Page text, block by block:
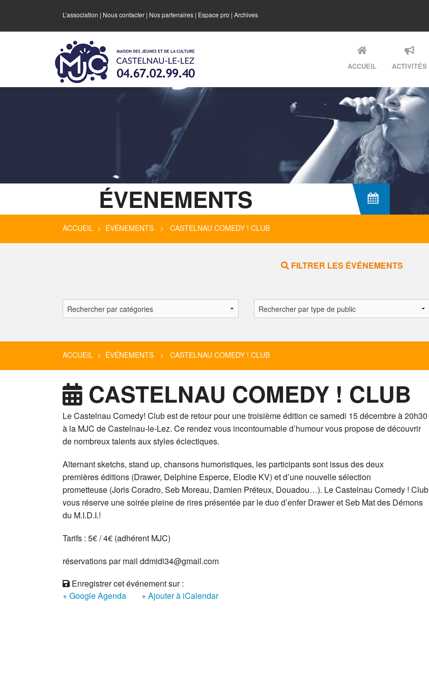
L’association | Nous contacter | Nos partenaires | Espace pro | Archives
ACCUEIL ACTIVITÉS
ÉVENEMENTS
ACCUEIL > ÉVÉNEMENTS > CASTELNAU COMEDY ! CLUB
FILTRER LES ÉVÉNEMENTS
ACCUEIL > ÉVÉNEMENTS > CASTELNAU COMEDY ! CLUB
CASTELNAU COMEDY ! CLUB
Le Castelnau Comedy! Club est de retour pour une troisième édition ce samedi 15 décembre à 20h30
à la MJC de Castelnau-le-Lez. Ce rendez vous incontournable d’humour vous propose de découvrir
de nombreux talents aux styles éclectiques.
Alternant sketchs, stand up, chansons humoristiques, les participants sont issus des deux
premières éditions (Drawer, Delphine Esperce, Elodie KV) et d’une nouvelle sélection
prometteuse (Joris Coradro, Seb Moreau, Damien Préteux, Douadou…). Le Castelnau Comedy ! Club
vous réserve une soirée pleine de rires présentée par le duo d’enfer Drawer et Seb Mat des Démons
du M.I.D.I.!
Tarifs : 5€ / 4€ (adhérent MJC)
réservations par mail ddmidi34@gmail.com
Enregistrer cet événement sur :
+ Google Agenda
+ Ajouter à iCalendar